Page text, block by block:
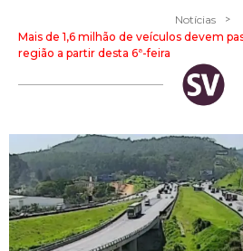
Notícias >
Mais de 1,6 milhão de veículos devem
região a partir desta 6ª-feira